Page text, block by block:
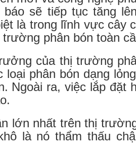
sẽ tiếp tục tăng
là trong lĩnh vực cây
phân bón toàn
của thị trường
phân bón dạng
Ngoài ra, việc lắp đặt
lớn nhất trên thị
là nó thẩm thấu